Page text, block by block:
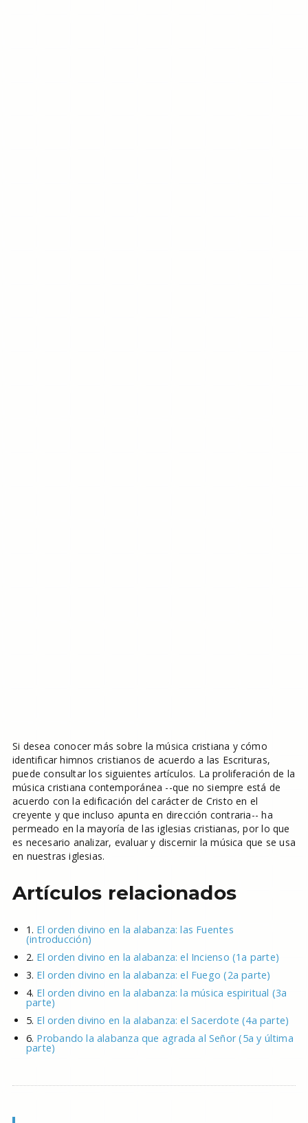
Si desea conocer más sobre la música cristiana y cómo
identificar himnos cristianos de acuerdo a las Escrituras,
puede consultar los siguientes artículos. La proliferación de la
música cristiana contemporánea --que no siempre está de
acuerdo con la edificación del carácter de Cristo en el
creyente y que incluso apunta en dirección contraria-- ha
permeado en la mayoría de las iglesias cristianas, por lo que
es necesario analizar, evaluar y discernir la música que se usa
en nuestras iglesias.
Artículos relacionados
1. El orden divino en la alabanza: las Fuentes
(introducción)
2. El orden divino en la alabanza: el Incienso (1a parte)
3. El orden divino en la alabanza: el Fuego (2a parte)
4. El orden divino en la alabanza: la música espiritual (3a
parte)
5. El orden divino en la alabanza: el Sacerdote (4a parte)
6. Probando la alabanza que agrada al Señor (5a y última
parte)